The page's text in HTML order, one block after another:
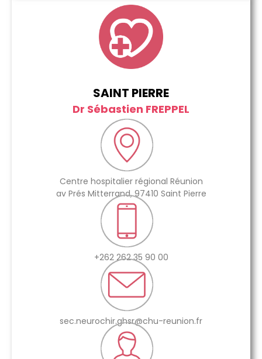
SAINT PIERRE
Dr Sébastien FREPPEL
Centre hospitalier régional Réunion
av Prés Mitterrand, 97410 Saint Pierre
+262 262 35 90 00
sec.neurochir.ghsr@chu-reunion.fr